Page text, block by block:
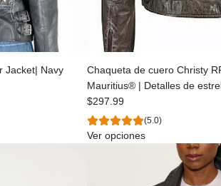
Jacket| Navy
Chaqueta de cuero Christy
Mauritius® | Detalles de
$297.99
(5.0)
Ver opciones